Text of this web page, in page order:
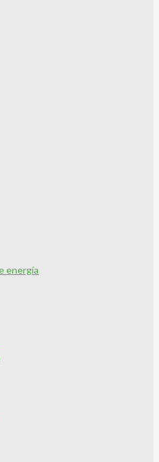
energía